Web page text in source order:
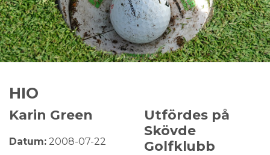
HIO
Karin Green
Datum: 2008-07-22
Utfördes på
Skövde
Golfklubb